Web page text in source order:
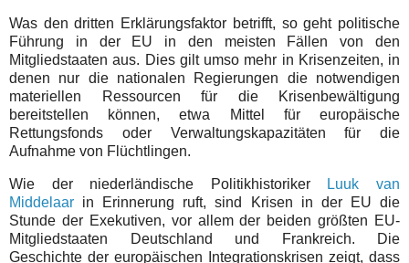
Was den dritten Erklärungsfaktor betrifft, so geht politische
Führung in der EU in den meisten Fällen von den
Mitgliedstaaten aus. Dies gilt umso mehr in Krisenzeiten, in
denen nur die nationalen Regierungen die notwendigen
materiellen Ressourcen für die Krisenbewältigung
bereitstellen können, etwa Mittel für europäische
Rettungsfonds oder Verwaltungskapazitäten für die
Aufnahme von Flüchtlingen.
Wie der niederländische Politikhistoriker
Luuk van
Middelaar in Erinnerung ruft, sind Krisen in der EU die
Stunde der Exekutiven, vor allem der beiden größten EU-
Mitgliedstaaten Deutschland und Frankreich. Die
Geschichte der europäischen Integrationskrisen zeigt, dass